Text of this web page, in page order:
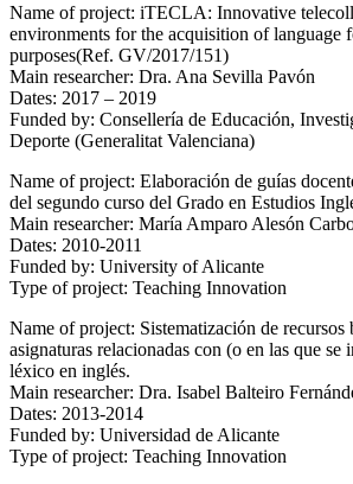
Name of project: iTECLA: Innovative
environments for the acquisition of language
purposes(Ref. GV/2017/151)
Main researcher: Dra. Ana Sevilla Pavón
Dates: 2017 – 2019
Funded by: Consellería de Educación,
Deporte (Generalitat Valenciana)
Name of project: Elaboración de guías
del segundo curso del Grado en Estudios
Main researcher: María Amparo Alesón
Dates: 2010-2011
Funded by: University of Alicante
Type of project: Teaching Innovation
Name of project: Sistematización de recursos
asignaturas relacionadas con (o en las que se
léxico en inglés.
Main researcher: Dra. Isabel Balteiro
Dates: 2013-2014
Funded by: Universidad de Alicante
Type of project: Teaching Innovation